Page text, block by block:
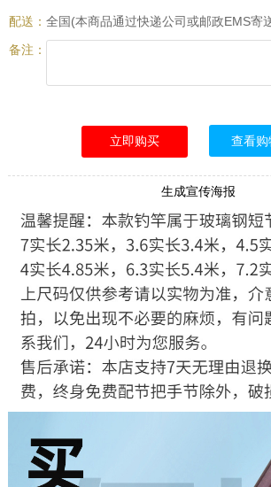
配送： 全国(本商品通过快递公司或邮政EMS寄
备注：
查看购
生成宣传海报